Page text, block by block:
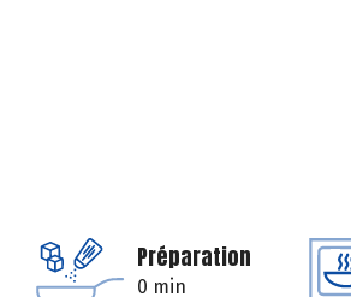
Préparation
0 min